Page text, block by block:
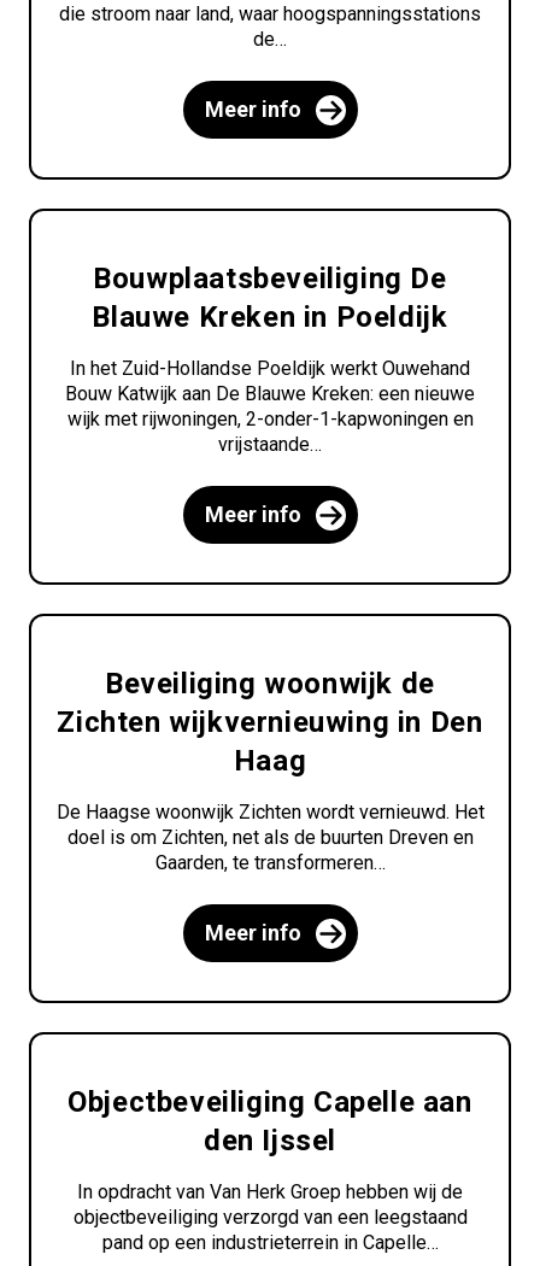
die stroom naar land, waar hoogspanningsstations
de…
Meer info
Bouwplaatsbeveiliging De
Blauwe Kreken in Poeldijk
In het Zuid-Hollandse Poeldijk werkt Ouwehand
Bouw Katwijk aan De Blauwe Kreken: een nieuwe
wijk met rijwoningen, 2-onder-1-kapwoningen en
vrijstaande…
Meer info
Beveiliging woonwijk de
Zichten wijkvernieuwing in Den
Haag
De Haagse woonwijk Zichten wordt vernieuwd. Het
doel is om Zichten, net als de buurten Dreven en
Gaarden, te transformeren…
Meer info
Objectbeveiliging Capelle aan
den Ijssel
In opdracht van Van Herk Groep hebben wij de
objectbeveiliging verzorgd van een leegstaand
pand op een industrieterrein in Capelle…